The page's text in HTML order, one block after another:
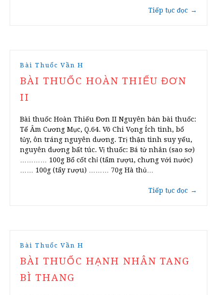
Tiếp tục đọc →
Bài Thuốc Vần H
BÀI THUỐC HOÀN THIẾU ĐƠN
II
Bài thuốc Hoàn Thiếu Đơn II Nguyên bản bài thuốc:
Tế Âm Cương Mục, Q.64. Võ Chi Vọng Ích tinh, bổ
tủy, ôn tráng nguyên dương. Trị thận tinh suy yếu,
nguyên dương bất túc. Vị thuốc: Bá tử nhân (sao sơ)
………… 100g Bổ cốt chỉ (tẩm rượu, chưng với nước)
…… 100g (tẩy rượu) ……… 70g Hà thủ…
Tiếp tục đọc →
Bài Thuốc Vần H
BÀI THUỐC HẠNH NHÂN TANG
BÌ THANG